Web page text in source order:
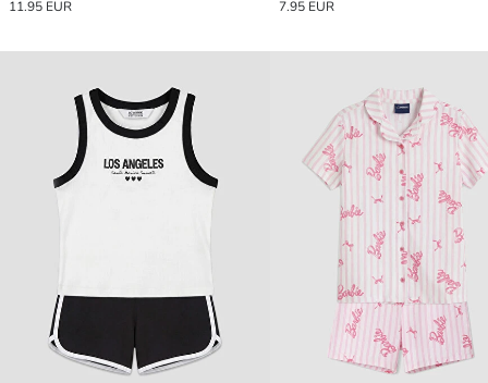
11.95 EUR 7.95 EUR